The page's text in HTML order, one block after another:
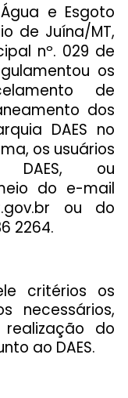
e Esgoto
de Juína/MT,
nº. 029 de
os
de
dos
DAES no
os usuários
ou
do e-mail
ou do
2264.
os
necessários,
do
ao DAES.